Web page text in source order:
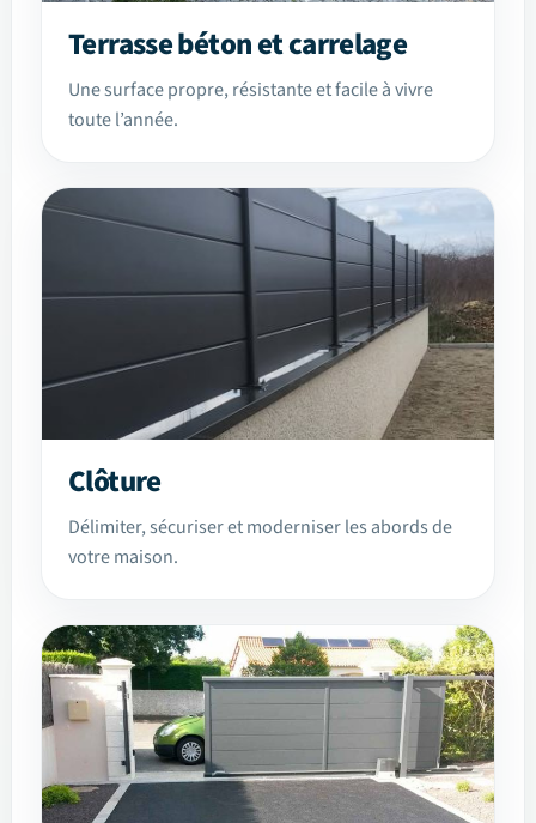
Terrasse béton et carrelage
Une surface propre, résistante et facile à vivre
toute l’année.
Clôture
Délimiter, sécuriser et moderniser les abords de
votre maison.